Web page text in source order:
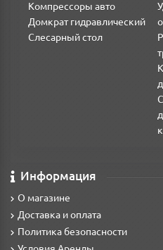
Компрессоры авто
Домкрат гидравлический
Слесарный стол
Информация
О магазине
Доставка и оплата
Политика безопасности